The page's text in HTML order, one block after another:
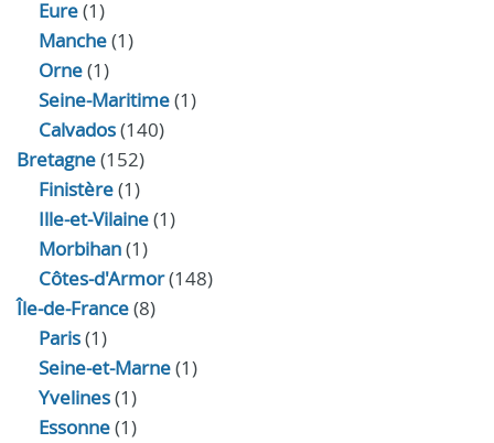
Eure(1)
Manche(1)
Orne(1)
Seine-Maritime(1)
Calvados(140)
Bretagne(152)
Finistère(1)
Ille-et-Vilaine(1)
Morbihan(1)
Côtes-d'Armor(148)
Île-de-France(8)
Paris(1)
Seine-et-Marne(1)
Yvelines(1)
Essonne(1)